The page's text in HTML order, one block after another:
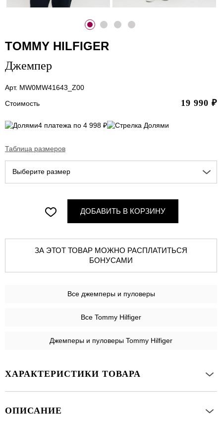
TOMMY HILFIGER
Джемпер
Арт. MW0MW41643_Z00
Стоимость
19 990 ₽
4 платежа по 4 998 ₽
Таблица размеров
Выберите размер
ДОБАВИТЬ В КОРЗИНУ
ЗА ЭТОТ ТОВАР МОЖНО РАСПЛАТИТЬСЯ
БОНУСАМИ
Все джемперы и пуловеры
Все Tommy Hilfiger
Джемперы и пуловеры Tommy Hilfiger
ХАРАКТЕРИСТИКИ ТОВАРА
ОПИСАНИЕ